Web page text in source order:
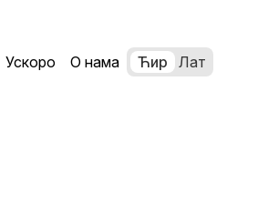
Ускоро О нама Ћир Лат